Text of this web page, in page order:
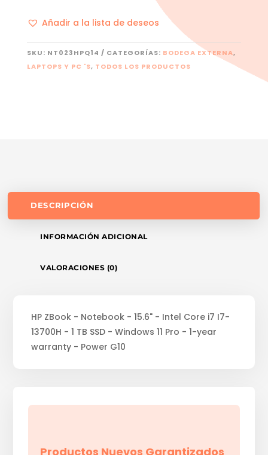
Añadir a la lista de deseos
SKU: NT023HPQ14 CATEGORÍAS: BODEGA EXTERNA,
LAPTOPS Y PC 'S, TODOS LOS PRODUCTOS
DESCRIPCIÓN
INFORMACIÓN ADICIONAL
VALORACIONES (0)
HP ZBook - Notebook - 15.6" - Intel Core i7 I7-
13700H - 1 TB SSD - Windows 11 Pro - 1-year
warranty - Power G10
Productos Nuevos Garantizados